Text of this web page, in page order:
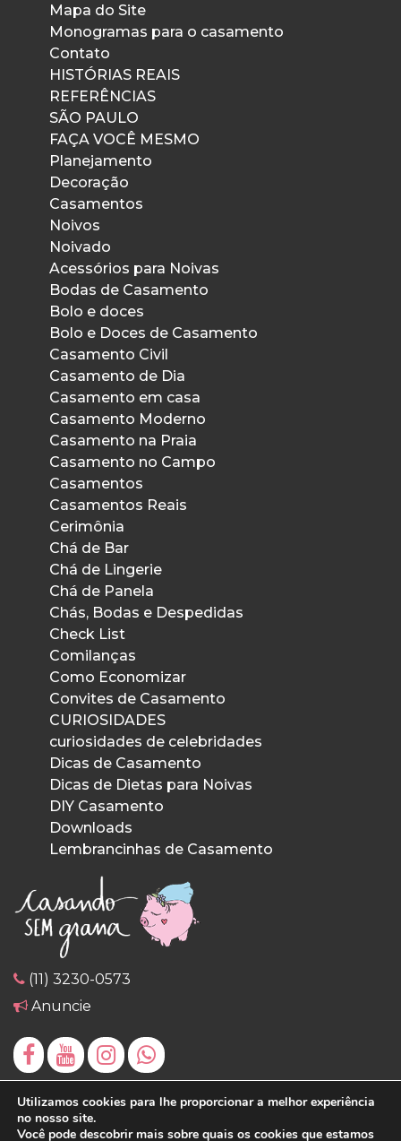
Mapa do Site
Monogramas para o casamento
Contato
HISTÓRIAS REAIS
REFERÊNCIAS
SÃO PAULO
FAÇA VOCÊ MESMO
Planejamento
Decoração
Casamentos
Noivos
Noivado
Acessórios para Noivas
Bodas de Casamento
Bolo e doces
Bolo e Doces de Casamento
Casamento Civil
Casamento de Dia
Casamento em casa
Casamento Moderno
Casamento na Praia
Casamento no Campo
Casamentos
Casamentos Reais
Cerimônia
Chá de Bar
Chá de Lingerie
Chá de Panela
Chás, Bodas e Despedidas
Check List
Comilanças
Como Economizar
Convites de Casamento
CURIOSIDADES
curiosidades de celebridades
Dicas de Casamento
Dicas de Dietas para Noivas
DIY Casamento
Downloads
Lembrancinhas de Casamento
(11) 3230-0573
Anuncie
Utilizamos cookies para lhe proporcionar a melhor experiência
no nosso site.
Você pode descobrir mais sobre quais os cookies que estamos